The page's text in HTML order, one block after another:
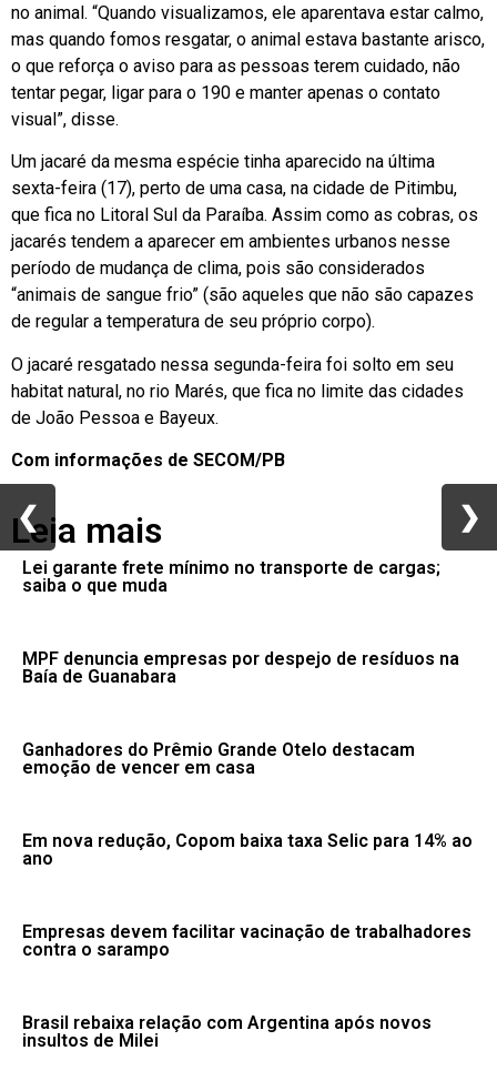
no animal. “Quando visualizamos, ele aparentava estar calmo,
mas quando fomos resgatar, o animal estava bastante arisco,
o que reforça o aviso para as pessoas terem cuidado, não
tentar pegar, ligar para o 190 e manter apenas o contato
visual”, disse.
Um jacaré da mesma espécie tinha aparecido na última
sexta-feira (17), perto de uma casa, na cidade de Pitimbu,
que fica no Litoral Sul da Paraíba. Assim como as cobras, os
jacarés tendem a aparecer em ambientes urbanos nesse
período de mudança de clima, pois são considerados
“animais de sangue frio” (são aqueles que não são capazes
de regular a temperatura de seu próprio corpo).
O jacaré resgatado nessa segunda-feira foi solto em seu
habitat natural, no rio Marés, que fica no limite das cidades
de João Pessoa e Bayeux.
Com informações de SECOM/PB
Leia mais
Lei garante frete mínimo no transporte de cargas;
saiba o que muda
MPF denuncia empresas por despejo de resíduos na
Baía de Guanabara
Ganhadores do Prêmio Grande Otelo destacam
emoção de vencer em casa
Em nova redução, Copom baixa taxa Selic para 14% ao
ano
Empresas devem facilitar vacinação de trabalhadores
contra o sarampo
Brasil rebaixa relação com Argentina após novos
insultos de Milei
❮ ❯
❮ ❯